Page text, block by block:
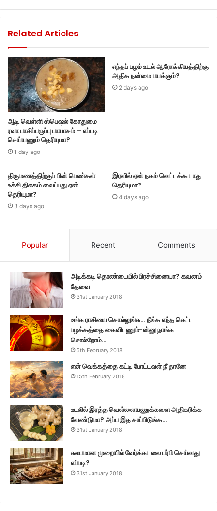
Related Articles
ஆடி வெள்ளி ஸ்பெஷல் கோதுமை
ரவா பாசிப்பருப்பு பாயாசம் – எப்படி
செய்யணும் தெரியுமா?
1 day ago
எந்தப் பழம் உடல் ஆரோக்கியத்திற்கு
அதிக நன்மை பயக்கும்?
2 days ago
திருமணத்திற்குப் பின் பெண்கள்
உச்சி திலகம் வைப்பது ஏன்
தெரியுமா?
3 days ago
இரவில் ஏன் நகம் வெட்டக்கூடாது
தெரியுமா?
4 days ago
Popular Recent Comments
அடிக்கடி தொண்டையில் பிரச்சினையா? கவனம்
தேவை
31st January 2018
உங்க ராசியை சொல்லுங்க… நீங்க எந்த கெட்ட
பழக்கத்தை கைவிடணும்-ன்னு நாங்க
சொல்றோம்…
5th February 2018
என் வெக்கத்தை கட்டி போட்டவள் நீ தானே
15th February 2018
உடலில் இரத்த வெள்ளையணுக்களை அதிகரிக்க
வேண்டுமா? அப்ப இத சாப்பிடுங்க…
31st January 2018
சுலபமான முறையில் வேர்க்கடலை பர்பி செய்வது
எப்படி?
31st January 2018